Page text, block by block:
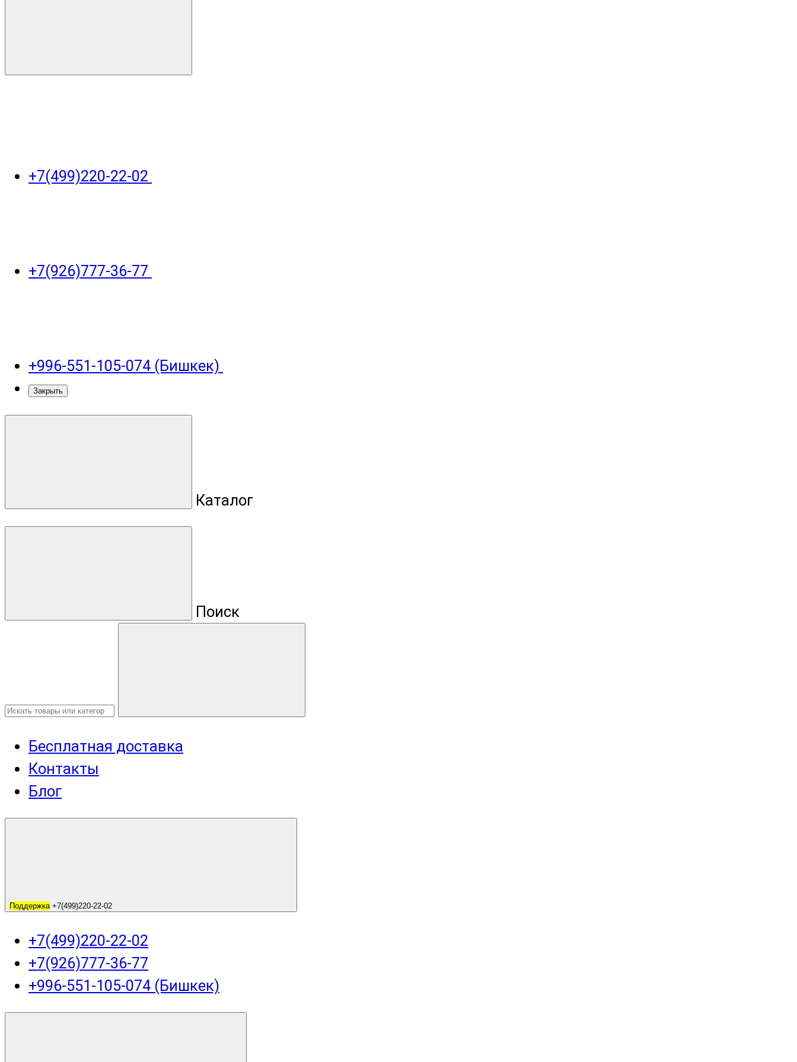
+7(499)220-22-02
+7(926)777-36-77
+996-551-105-074 (Бишкек)
Закрыть
Каталог
Поиск
Бесплатная доставка
Контакты
Блог
Поддержка +7(499)220-22-02
+7(499)220-22-02
+7(926)777-36-77
+996-551-105-074 (Бишкек)